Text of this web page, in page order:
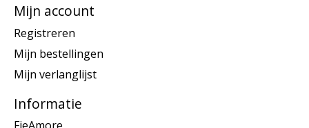
Mijn account
Registreren
Mijn bestellingen
Mijn verlanglijst
Informatie